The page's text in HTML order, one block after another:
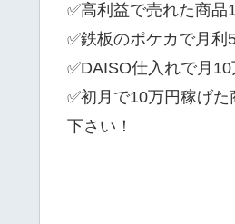
✅高利益で売れた商品
✅鉄板のポケカで月利
✅DAISO仕入れで月
✅初月で10万円稼げ
下さい！